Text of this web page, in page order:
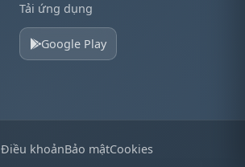
Tải ứng dụng
Google Play
Điều khoảnBảo mậtCookies